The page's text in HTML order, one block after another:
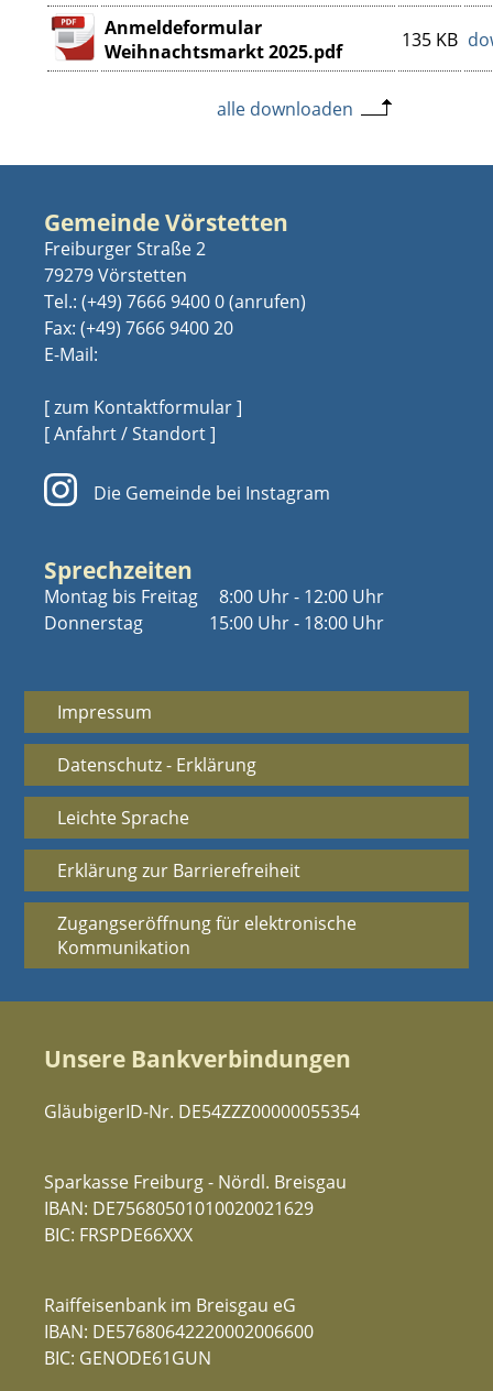
Anmeldeformular
Weihnachtsmarkt 2025.pdf
135 KB
alle downloaden
Gemeinde Vörstetten
Freiburger Straße 2
79279 Vörstetten
Tel.: (+49) 7666 9400 0
Fax: (+49) 7666 9400 20
E-Mail:
[ zum Kontaktformular ]
[ Anfahrt / Standort ]
Die Gemeinde bei Instagram
Sprechzeiten
Montag bis Freitag
Donnerstag
8:00 Uhr - 12:00 Uhr
15:00 Uhr - 18:00 Uhr
Impressum
Datenschutz - Erklärung
Leichte Sprache
Erklärung zur Barrierefreiheit
Zugangseröffnung für elektronische
Kommunikation
Unsere Bankverbindungen
GläubigerID-Nr. DE54ZZZ00000055354
Sparkasse Freiburg - Nördl. Breisgau
IBAN: DE75680501010020021629
BIC: FRSPDE66XXX
Raiffeisenbank im Breisgau eG
IBAN: DE57680642220002006600
BIC: GENODE61GUN